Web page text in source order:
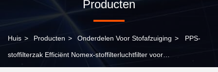
Producten
Huis > Producten > Onderdelen Voor Stofafzuiging > PPS-
stoffilterzak Efficiënt Nomex-stoffilterluchtfilter voor